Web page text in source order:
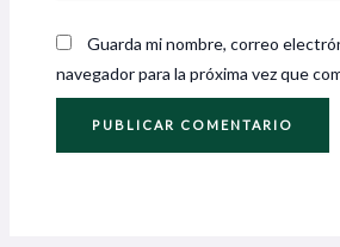
Guarda mi nombre, correo
navegador para la próxima vez que